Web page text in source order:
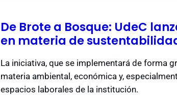
De Brote a Bosque: UdeC
en materia de
La iniciativa, que se implementará de forma
materia ambiental, económica y,
espacios laborales de la institución.